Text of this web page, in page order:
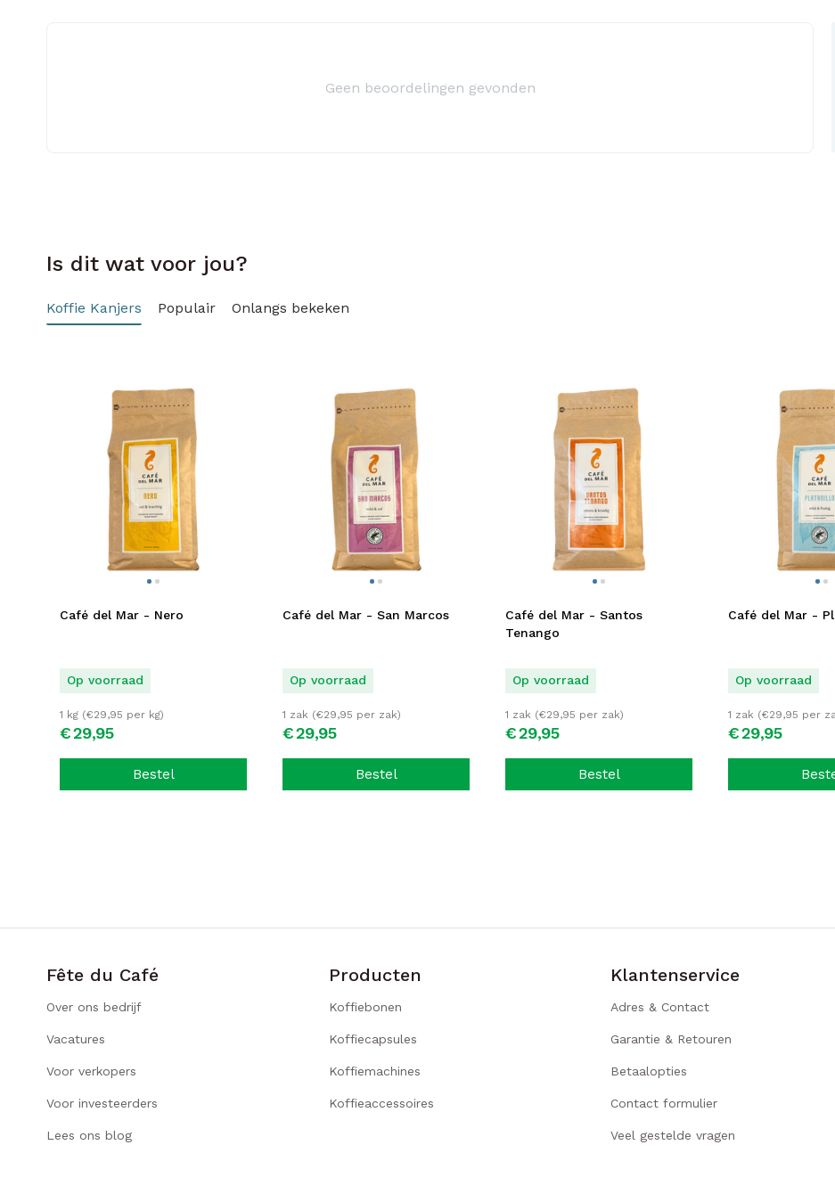
Geen beoordelingen gevonden
Is dit wat voor jou?
Koffie Kanjers Populair Onlangs bekeken
Café del Mar - Nero
Op voorraad
€29,95
1 kg (€29,95 per kg)
Bestel
Café del Mar - San Marcos
Op voorraad
€29,95
1 zak (€29,95 per zak)
Bestel
Café del Mar - Santos
Tenango
Op voorraad
€29,95
1 zak (€29,95 per zak)
Bestel
Café del Mar -
Op voorraad
€29,95
1 zak (€29,95 per
Fête du Café
Over ons bedrijf
Vacatures
Voor verkopers
Voor investeerders
Lees ons blog
Producten
Koffiebonen
Koffiecapsules
Koffiemachines
Koffieaccessoires
Klantenservice
Adres & Contact
Garantie & Retouren
Betaalopties
Contact formulier
Veel gestelde vragen